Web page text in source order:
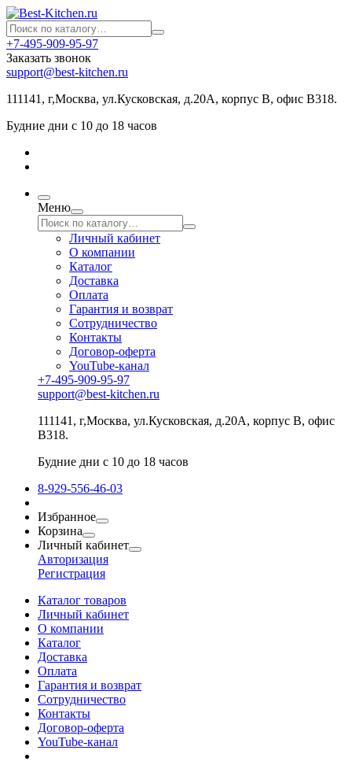
+7-495-909-95-97
Заказать звонок
support@best-kitchen.ru
111141, г,Москва, ул.Кусковская, д.20А, корпус В, офис В318.
Будние дни с 10 до 18 часов
Меню
Личный кабинет
О компании
Каталог
Доставка
Оплата
Гарантия и возврат
Сотрудничество
Контакты
Договор-оферта
YouTube-канал
+7-495-909-95-97
support@best-kitchen.ru
111141, г,Москва, ул.Кусковская, д.20А, корпус В, офис
В318.
Будние дни с 10 до 18 часов
8-929-556-46-03
Избранное
Корзина
Личный кабинет
Авторизация
Регистрация
Каталог товаров
Личный кабинет
О компании
Каталог
Доставка
Оплата
Гарантия и возврат
Сотрудничество
Контакты
Договор-оферта
YouTube-канал